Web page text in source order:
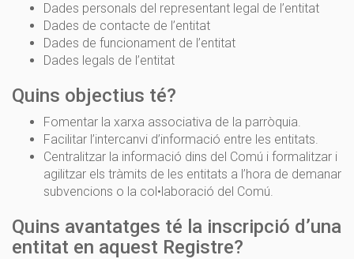
Dades personals del representant legal de l’entitat
Dades de contacte de l’entitat
Dades de funcionament de l’entitat
Dades legals de l’entitat
Quins objectius té?
Fomentar la xarxa associativa de la parròquia.
Facilitar l’intercanvi d’informació entre les entitats.
Centralitzar la informació dins del Comú i formalitzar i
agilitzar els tràmits de les entitats a l’hora de demanar
subvencions o la col•laboració del Comú.
Quins avantatges té la inscripció d’una
entitat en aquest Registre?